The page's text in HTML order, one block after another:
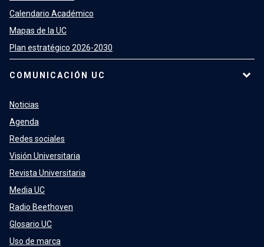
Calendario Académico
Mapas de la UC
Plan estratégico 2026-2030
COMUNICACIÓN UC
Noticias
Agenda
Redes sociales
Visión Universitaria
Revista Universitaria
Media UC
Radio Beethoven
Glosario UC
Uso de marca